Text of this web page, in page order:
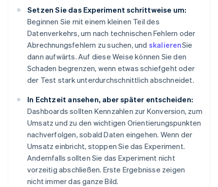
Setzen Sie das Experiment schrittweise um:
Beginnen Sie mit einem kleinen Teil des
Datenverkehrs, um nach technischen Fehlern oder
Abrechnungsfehlern zu suchen, und skalierenSie
dann aufwärts. Auf diese Weise können Sie den
Schaden begrenzen, wenn etwas schiefgeht oder
der Test stark unterdurchschnittlich abschneidet.
In Echtzeit ansehen, aber später entscheiden:
Dashboards sollten Kennzahlen zur Konversion, zum
Umsatz und zu den wichtigen Orientierungspunkten
nachverfolgen, sobald Daten eingehen. Wenn der
Umsatz einbricht, stoppen Sie das Experiment.
Andernfalls sollten Sie das Experiment nicht
vorzeitig abschließen. Erste Ergebnisse zeigen
nicht immer das ganze Bild.